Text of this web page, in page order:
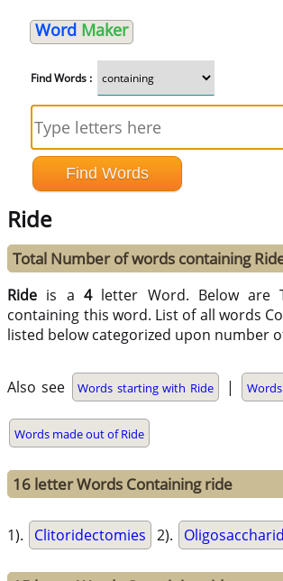
Word Maker
Find Words :
Ride
Total Number of words containing
Ride is a4letter Word. Below are
containing this word. List of all words
listed below categorized upon number
Also see Words starting with Ride |
Words made out of Ride
16 letter Words Containing ride
1). Clitoridectomies 2).